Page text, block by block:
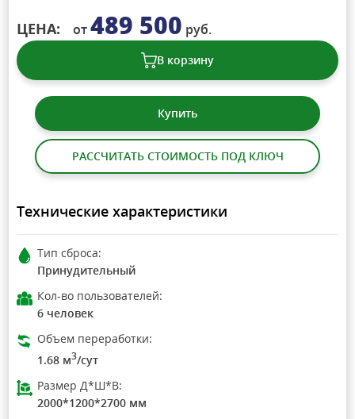
ЦЕНА: от489 500 руб.
В корзину
Купить
РАССЧИТАТЬ СТОИМОСТЬ ПОД КЛЮЧ
Технические характеристики
Тип сброса:
Принудительный
Кол-во пользователей:
6 человек
Объем переработки:
1.68 м3/сут
Размер Д*Ш*В:
2000*1200*2700 мм